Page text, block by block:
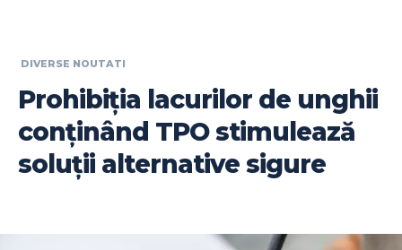
DIVERSE NOUTATI
Prohibiția lacurilor de unghii
conținând TPO stimulează
soluții alternative sigure